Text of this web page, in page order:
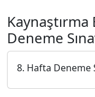
Deneme
8. Hafta Deneme